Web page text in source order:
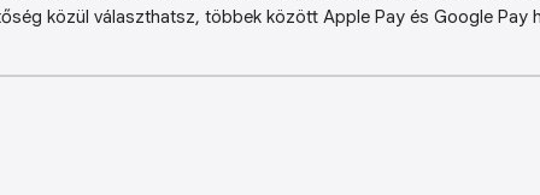
közül választhatsz, többek között Apple Pay és Google Pay